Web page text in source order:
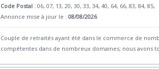
Code Postal : 06, 07, 13, 20, 30, 33, 34, 40, 64, 66, 83, 84, 85,
Annonce mise à jour le :08/08/2026
Couple de retraités ayant été dans le commerce de
compétentes dans de nombreux domaines; nous avons